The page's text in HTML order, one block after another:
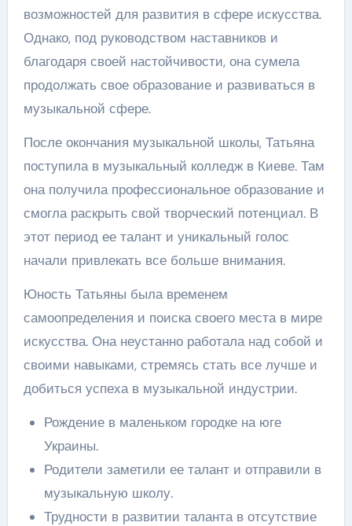
возможностей для развития в сфере искусства.
Однако, под руководством наставников и
благодаря своей настойчивости, она сумела
продолжать свое образование и развиваться в
музыкальной сфере.
После окончания музыкальной школы, Татьяна
поступила в музыкальный колледж в Киеве. Там
она получила профессиональное образование и
смогла раскрыть свой творческий потенциал. В
этот период ее талант и уникальный голос
начали привлекать все больше внимания.
Юность Татьяны была временем
самоопределения и поиска своего места в мире
искусства. Она неустанно работала над собой и
своими навыками, стремясь стать все лучше и
добиться успеха в музыкальной индустрии.
Рождение в маленьком городке на юге
Украины.
Родители заметили ее талант и отправили в
музыкальную школу.
Трудности в развитии таланта в отсутствие